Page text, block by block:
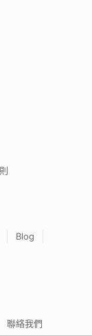
Blog
聯絡我們